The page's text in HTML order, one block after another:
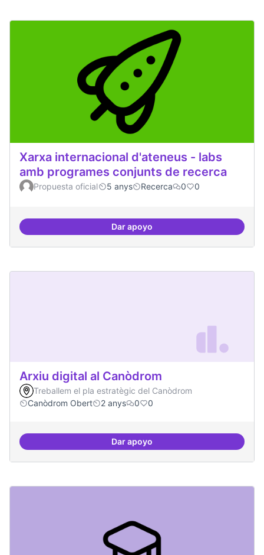
Xarxa internacional d'ateneus - labs
amb programes conjunts de recerca
Propuesta oficial 5 anys Recerca 0 0
Dar apoyoXarxa internacional d'ateneus -
Arxiu digital al Canòdrom
Treballem el pla estratègic del Canòdrom
Canòdrom Obert
2 anys 0 0
Dar apoyoArxiu digital al Canòdrom